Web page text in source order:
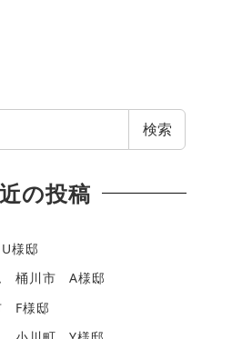
検索
の投稿
様邸
桶川市 A様邸
F様邸